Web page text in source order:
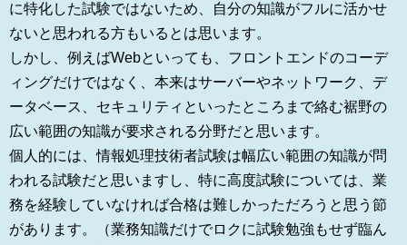
に特化した試験ではないため、自分の知識がフルに活かせ
ないと思われる方もいるとは思います。
しかし、例えばWebといっても、フロントエンドのコーデ
ィングだけではなく、本来はサーバーやネットワーク、デ
ータベース、セキュリティといったところまで絡む裾野の
広い範囲の知識が要求される分野だと思います。
個人的には、情報処理技術者試験は幅広い範囲の知識が問
われる試験だと思いますし、特に高度試験については、業
務を経験していなければ合格は難しかっただろうと思う節
があります。（業務知識だけでロクに試験勉強もせず臨ん